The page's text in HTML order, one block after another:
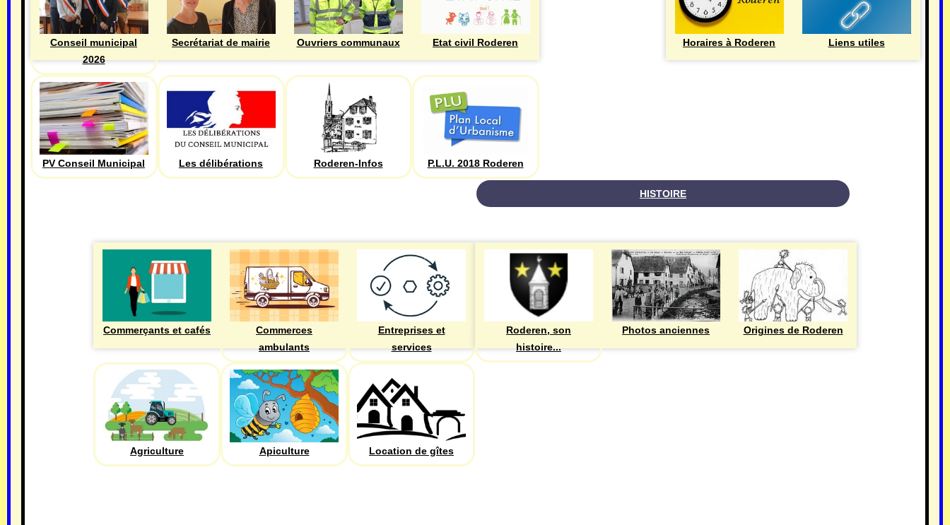
Conseil municipal
2026
Secrétariat de mairie Ouvriers communaux Etat civil Roderen
PV Conseil Municipal Les délibérations Roderen-Infos P.L.U. 2018 Roderen
Horaires à Roderen Liens utiles
Commerçants et cafés
Commerces
ambulants
Entreprises et
services
Agriculture Apiculture Location de gîtes
HISTOIRE
Roderen, son
histoire...
Photos anciennes Origines de Roderen